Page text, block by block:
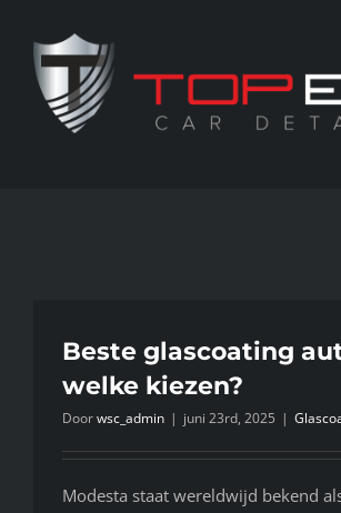
inhoud
Beste glascoating
welke kiezen?
Doorwsc_admin | juni 23rd, 2025 |
Modesta staat wereldwijd bekend